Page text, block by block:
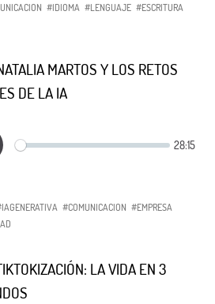
#IDIOMA #LENGUAJE #ESCRITURA
MARTOS Y LOS RETOS
DE LA IA
#COMUNICACION #EMPRESA
LA VIDA EN 3